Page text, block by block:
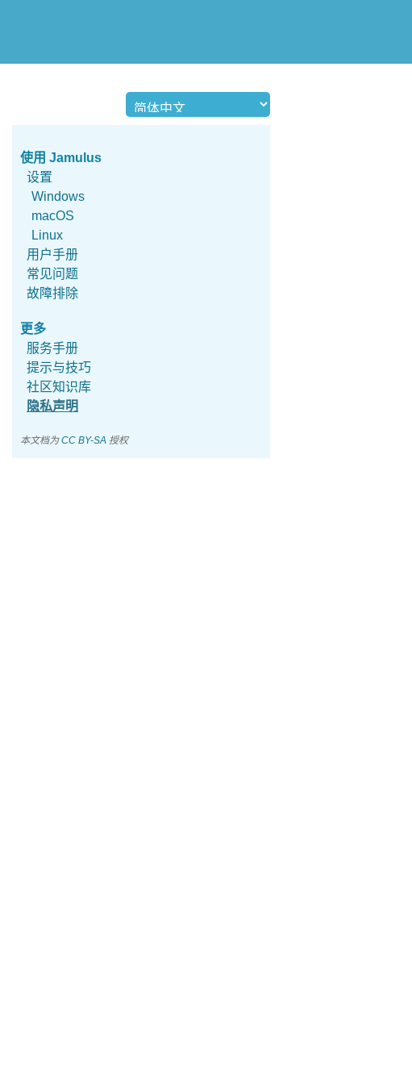
使用 Jamulus
设置
Windows
macOS
Linux
用户手册
常见问题
故障排除
更多
服务手册
提示与技巧
社区知识库
隐私声明
本文档为CC BY-SA 授权